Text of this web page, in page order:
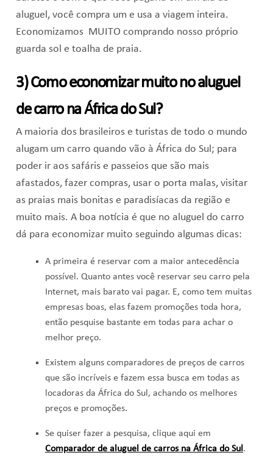
aluguel, você compra um e usa a viagem inteira.
Economizamos MUITO comprando nosso próprio
guarda sol e toalha de praia.
3) Como economizar muito no aluguel
de carro na África do Sul?
A maioria dos brasileiros e turistas de todo o mundo
alugam um carro quando vão à África do Sul; para
poder ir aos safáris e passeios que são mais
afastados, fazer compras, usar o porta malas, visitar
as praias mais bonitas e paradisíacas da região e
muito mais. A boa notícia é que no aluguel do carro
dá para economizar muito seguindo algumas dicas:
A primeira é reservar com a maior antecedência
possível. Quanto antes você reservar seu carro pela
Internet, mais barato vai pagar. E, como tem muitas
empresas boas, elas fazem promoções toda hora,
então pesquise bastante em todas para achar o
melhor preço.
Existem alguns comparadores de preços de carros
que são incríveis e fazem essa busca em todas as
locadoras da África do Sul, achando os melhores
preços e promoções.
Se quiser fazer a pesquisa, clique aqui em
Comparador de aluguel de carros na África do Sul.